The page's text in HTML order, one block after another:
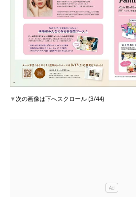
▼次の画像は下へスクロール (3/44)